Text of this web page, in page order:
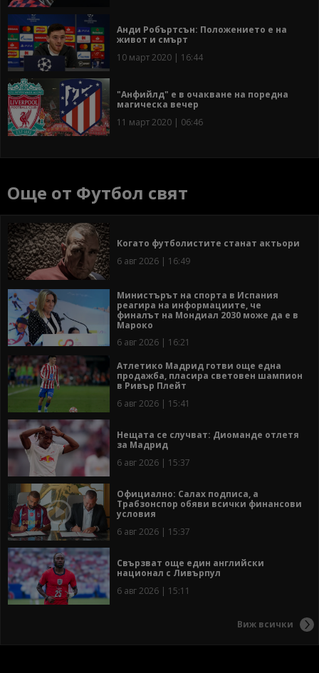
Анди Робъртсън: Положението е на
живот и смърт
10 март 2020 | 16:44
"Анфийлд" е в очакване на поредна
магическа вечер
11 март 2020 | 06:46
Още от Футбол свят
Когато футболистите станат актьори
6 авг 2026 | 16:49
Министърът на спорта в Испания
реагира на информациите, че
финалът на Мондиал 2030 може да е в
Мароко
6 авг 2026 | 16:21
Атлетико Мадрид готви още една
продажба, пласира световен шампион
в Ривър Плейт
6 авг 2026 | 15:41
Нещата се случват: Диоманде отлетя
за Мадрид
6 авг 2026 | 15:37
Официално: Салах подписа, а
Трабзонспор обяви всички финансови
условия
6 авг 2026 | 15:37
Свързват още един английски
национал с Ливърпул
6 авг 2026 | 15:11
Виж всички